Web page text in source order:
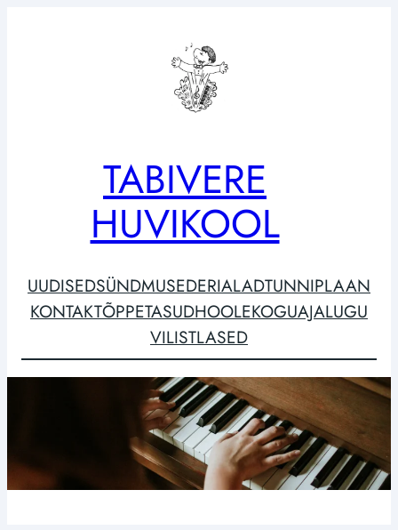
TABIVERE
HUVIKOOL
UUDISEDSÜNDMUSEDERIALADTUNNIPLAAN
KONTAKTÕPPETASUDHOOLEKOGUAJALUGU
VILISTLASED